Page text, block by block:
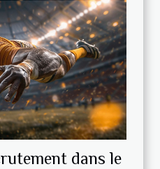
dans le